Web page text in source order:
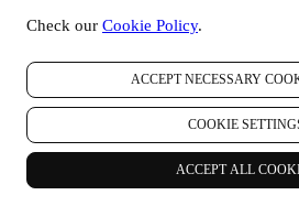
Check our Cookie Policy.
ACCEPT NECESSARY
COOKIE
ACCEPT ALL
Nous nous engageons à respecter votre
pourquoi nous utilisons vos données.
La sécurité relative aux achats en ligne
Vos données personnelles sont
toute confidentialité, conformément à la
protection des données. Nous savons
importante lorsqu’il s’agit d’effectuer
appuyons donc sur les dernières